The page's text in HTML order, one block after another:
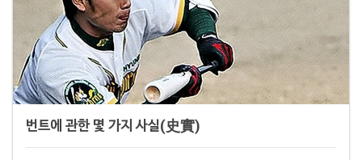
번트에 관한 몇 가지 사실(史實)